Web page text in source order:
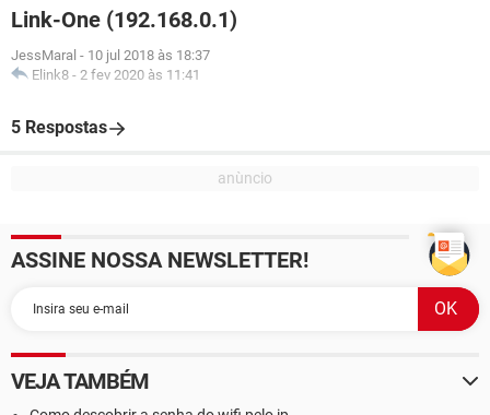
Link-One (192.168.0.1)
JessMaral - 10 jul 2018 às 18:37
Elink8 - 2 fev 2020 às 11:41
5 Respostas
ASSINE NOSSA NEWSLETTER!
VEJA TAMBÉM